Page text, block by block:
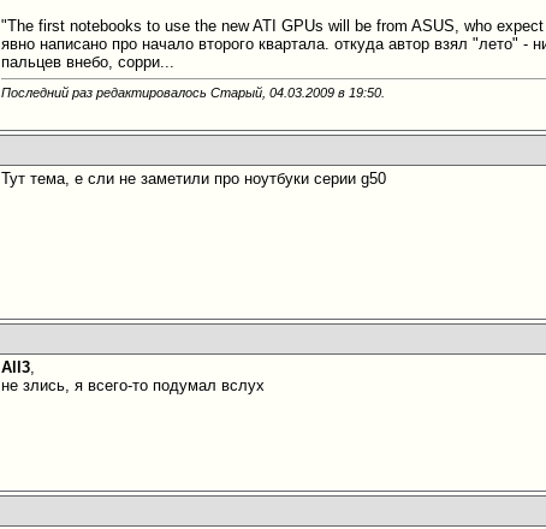
"The first notebooks to use the new ATI GPUs will be from ASUS, who
явно написано про начало второго квартала. откуда автор взял "лето" -
пальцев внебо, сорри...
Последний раз редактировалось Старый, 04.03.2009 в 19:50
Тут тема, е сли не заметили про ноутбуки серии g50
All3,
не злись, я всего-то подумал вслух